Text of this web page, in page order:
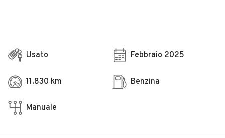
Usato Febbraio 2025
11.830 km Benzina
Manuale